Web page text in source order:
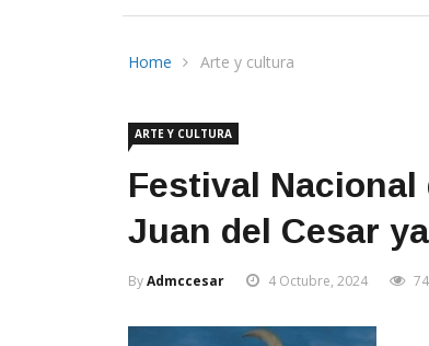
Home Arte y cultura
ARTE Y CULTURA
Festival Nacional
Juan del Cesar
ByAdmccesar 4 Octubre, 2024